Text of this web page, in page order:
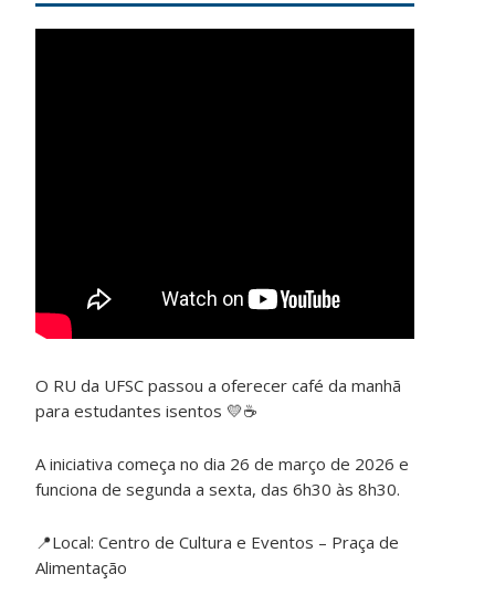
O RU da UFSC passou a oferecer café da manhã
para estudantes isentos 💛☕
A iniciativa começa no dia 26 de março de 2026 e
funciona de segunda a sexta, das 6h30 às 8h30.
📍Local: Centro de Cultura e Eventos – Praça de
Alimentação